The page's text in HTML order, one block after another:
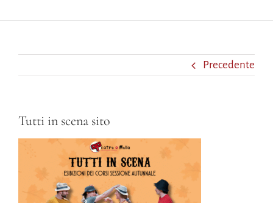
Precedente
Tutti in scena sito